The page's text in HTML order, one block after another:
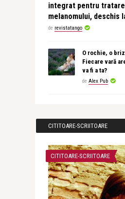
integrat pentru
melanomului, deschis
de revistatango
O rochie, o
Fiecare vară
va fi a ta?
de Alex Pub
CITITOARE-SCRIITOARE
CITITOARE-SCRIITOARE